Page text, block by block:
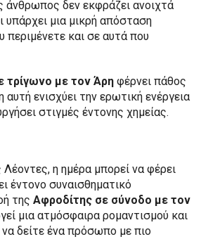
άνθρωπος δεν εκφράζει ανοιχτά
υπάρχει μια μικρή απόσταση
και σε αυτά που
τρίγωνο με τον Άρη φέρνει πάθος
ενισχύει την ερωτική ενέργεια
στιγμές έντονης χημείας.
Λέοντες, η ημέρα μπορεί να φέρει
έντονο συναισθηματικό
της Αφροδίτης σε σύνοδο με τον
μια ατμόσφαιρα ρομαντισμού και
να δείτε ένα πρόσωπο με πιο